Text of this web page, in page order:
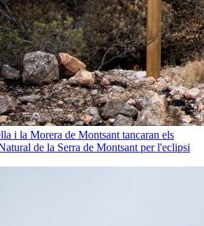
i la Morera de Montsant tancaran els
de la Serra de Montsant per l'eclipsi